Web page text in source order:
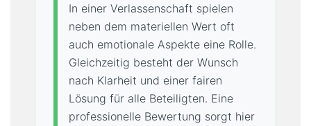
In einer Verlassenschaft spielen
neben dem materiellen Wert oft
auch emotionale Aspekte eine Rolle.
Gleichzeitig besteht der Wunsch
nach Klarheit und einer fairen
Lösung für alle Beteiligten. Eine
professionelle Bewertung sorgt hier